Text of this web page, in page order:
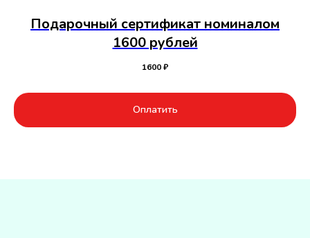
Подарочный сертификат номиналом
1600 рублей
1600₽
Оплатить